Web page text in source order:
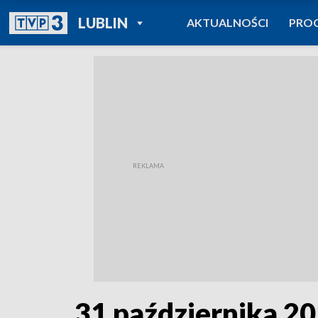
LUBLINPOWRÓT DO
TVP REGIONY
AKTUALNOŚCI